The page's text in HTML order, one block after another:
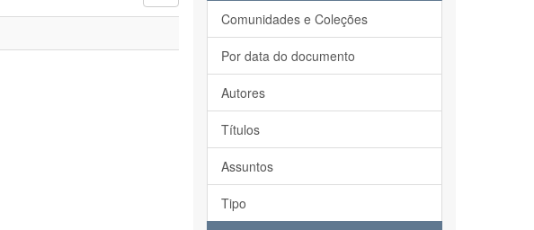
Comunidades e Coleções
Por data do documento
Autores
Títulos
Assuntos
Tipo